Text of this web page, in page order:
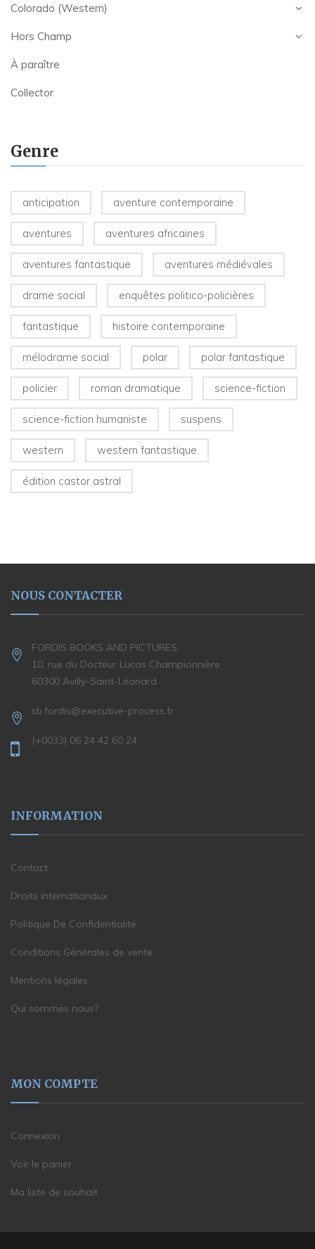
Colorado (Western)
Hors Champ
À paraître
Collector
Genre
anticipation aventure contemporaine
aventures aventures africaines
aventures fantastique aventures médiévales
drame social enquêtes politico-policières
fantastique histoire contemporaine
mélodrame social polar polar fantastique
policier roman dramatique science-fiction
science-fiction humaniste suspens
western western fantastique
édition castor astral
NOUS CONTACTER
FORDIS BOOKS AND PICTURES
10, rue du Docteur Lucas Championnière
60300 Avilly-Saint-Léonard
sb.fordis@executive-process.fr
(+0033) 06 24 42 60 24
INFORMATION
Contact
Droits internationaux
Politique De Confidentialité
Conditions Générales de vente
Mentions légales
Qui sommes nous?
MON COMPTE
Connexion
Voir le panier
Ma liste de souhait